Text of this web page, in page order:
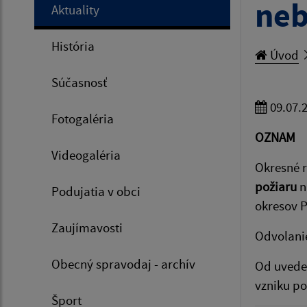
Aktuality
História
Súčasnosť
Fotogaléria
Videogaléria
Podujatia v obci
Zaujímavosti
Obecný spravodaj - archív
Šport
Úvod
OZNAM
Okresné
požiaru
okresov
Od
vzniku